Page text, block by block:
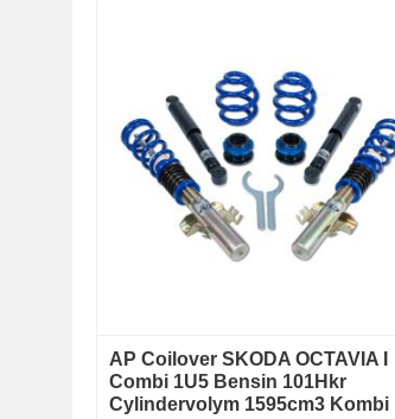
AP Coilover SKODA OCTAVIA I
Combi 1U5 Bensin 101Hkr
Cylindervolym 1595cm3 Kombi